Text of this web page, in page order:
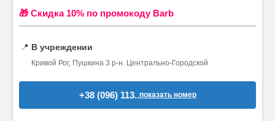
🎁 Cкидка 10% по промокоду Barb
📍 В учреждении
Кривой Рог, Пушкина 3 р-н. Центрально-Городской
+38 (096) 113..показать номер